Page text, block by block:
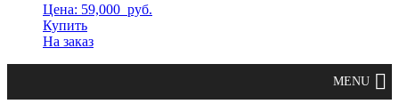
Цена: 59,000 руб.
Купить
На заказ